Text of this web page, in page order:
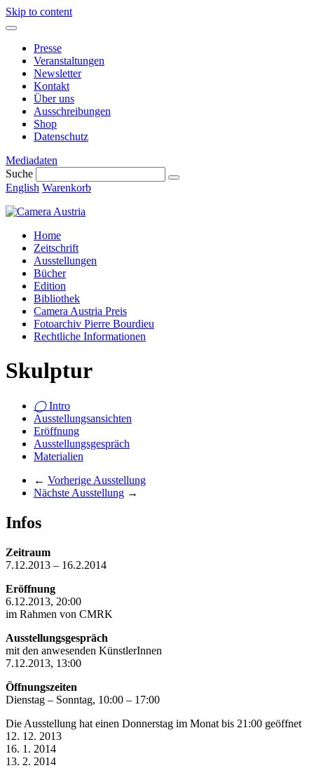
Skip to content
Presse
Veranstaltungen
Newsletter
Kontakt
Über uns
Ausschreibungen
Shop
Datenschutz
Mediadaten
Suche
English Warenkorb
Home
Zeitschrift
Ausstellungen
Bücher
Edition
Bibliothek
Camera Austria Preis
Fotoarchiv Pierre Bourdieu
Rechtliche Informationen
Skulptur
◯Intro
Ausstellungsansichten
Eröffnung
Ausstellungsgespräch
Materialien
← Vorherige Ausstellung
Nächste Ausstellung →
Infos
Zeitraum
7.12.2013 – 16.2.2014
Eröffnung
6.12.2013, 20:00
im Rahmen von CMRK
Ausstellungsgespräch
mit den anwesenden KünstlerInnen
7.12.2013, 13:00
Öffnungszeiten
Dienstag – Sonntag, 10:00 – 17:00
Die Ausstellung hat einen Donnerstag im Monat bis 21:00 geöffnet
12. 12. 2013
16. 1. 2014
13. 2. 2014